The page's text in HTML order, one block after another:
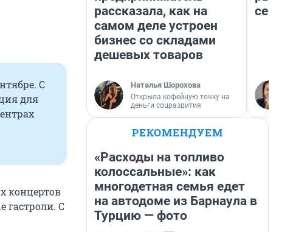
С
для
концертов
гастроли. С
рассказала, как на
самом деле устроен
бизнес со складами
дешевых товаров
Наталья Шорохова
Открыла кофейную точку на
деньги соцразвития
РЕКОМЕНДУЕМ
«Расходы на топливо
колоссальные»: как
многодетная семья едет
на автодоме из Барнаула в
Турцию — фото